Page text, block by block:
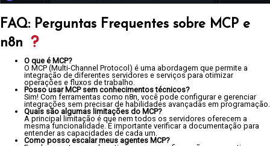
FAQ: Perguntas Frequentes sobre MCP e
n8n
O que é MCP?
O MCP (Multi-Channel Protocol) é uma abordagem que permite a
integração de diferentes servidores e serviços para otimizar
operações e fluxos de trabalho.
Posso usar MCP sem conhecimentos técnicos?
Sim! Com ferramentas como n8n, você pode configurar e gerenciar
integrações sem precisar de habilidades avançadas em programação.
Quais são algumas limitações do MCP?
A principal limitação é que nem todos os servidores oferecem a
mesma funcionalidade. É importante verificar a documentação para
entender as capacidades de cada um.
Como posso escalar meus agentes MCP?